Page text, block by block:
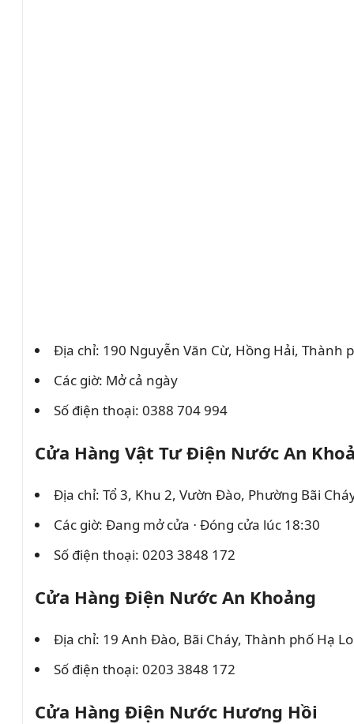
Địa chỉ: 190 Nguyễn Văn Cừ, Hồng Hải, Thành
Các giờ: Mở cả ngày
Số điện thoại: 0388 704 994
Cửa Hàng Vật Tư Điện Nước An
Địa chỉ: Tổ 3, Khu 2, Vườn Đào, Phường Bãi
Các giờ: Đang mở cửa ⋅ Đóng cửa lúc 18:30
Số điện thoại: 0203 3848 172
Cửa Hàng Điện Nước An Khoảng
Địa chỉ: 19 Anh Đào, Bãi Cháy, Thành phố Hạ
Số điện thoại: 0203 3848 172
Cửa Hàng Điện Nước Hương Hồi